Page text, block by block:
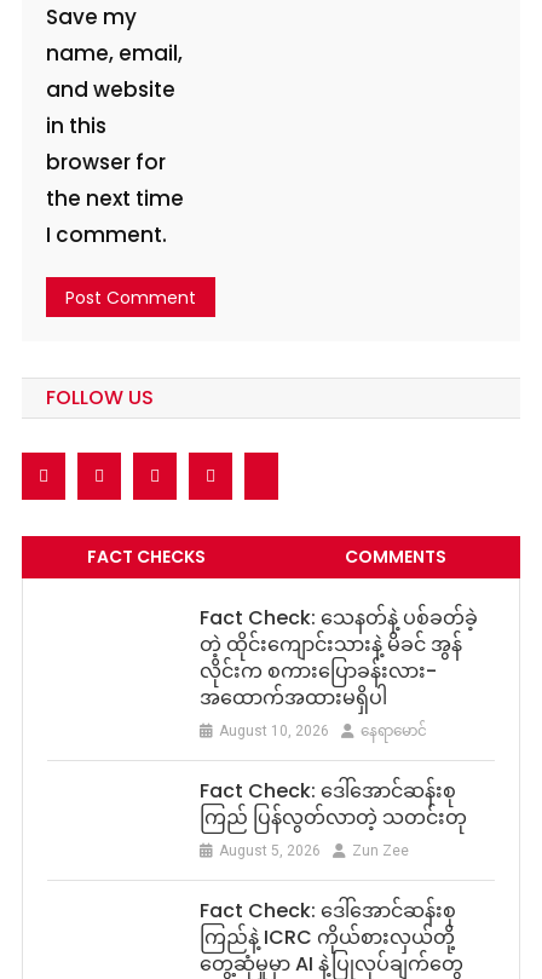
Save my
name, email,
and website
in this
browser for
the next time
I comment.
FOLLOW US
FACT CHECKS COMMENTS
Fact Check: သေနတ်နဲ့ ပစ်ခတ်ခဲ့
တဲ့ ထိုင်းကျောင်းသားနဲ့ မိခင် အွန်
လိုင်းက စကားပြောခန်းလား-
အထောက်အထားမရှိပါ
August 10, 2026 နေရာမောင်
Fact Check: ဒေါ်အောင်ဆန်းစု
ကြည် ပြန်လွတ်လာတဲ့ သတင်းတု
August 5, 2026 Zun Zee
Fact Check: ဒေါ်အောင်ဆန်းစု
ကြည်နဲ့ ICRC ကိုယ်စားလှယ်တို့
တွေ့ဆုံမှုမှာ AI နဲ့ပြုလုပ်ချက်တွေ